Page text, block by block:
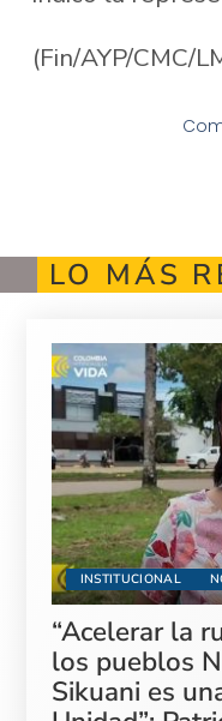
(Fin/AYP/CMC/
LO MÁS
INSTITUCIONAL
“Acelerar la
los pueblos
Sikuani es